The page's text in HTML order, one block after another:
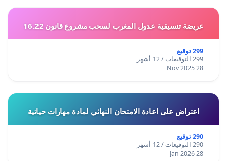
عريضة تنسيقية عدول المغرب لسحب مشروع قانون 16.22
299 توقيع
299 التوقيعات / 12 أشهر
28 Nov 2025
اعتراض على اعادة الامتحان النهائي لمادة مهارات حياتية
290 توقيع
290 التوقيعات / 12 أشهر
28 Jan 2026